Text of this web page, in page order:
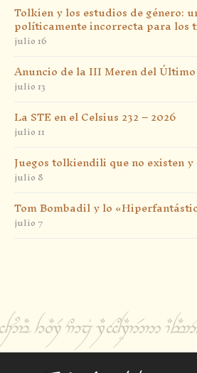
Tolkien y los estudios de género:
políticamente incorrecta para los
julio 16
Anuncio de la III Meren del
julio 13
La STE en el Celsius 232 – 2026
julio 11
Juegos tolkiendili que no existen
julio 8
Tom Bombadil y lo
julio 7